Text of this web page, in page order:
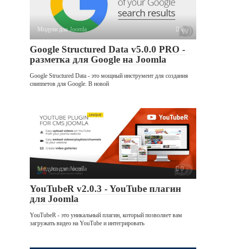
Модули для Joomla 0
Google Structured Data v5.0.0 PRO -
разметка для Google на Joomla
Google Structured Data - это мощный инструмент для создания
сниппетов для Google. В новой
Модули для Joomla 0
YouTubeR v2.0.3 - YouTube плагин
для Joomla
YouTubeR - это уникальный плагин, который позволяет вам
загружать видео на YouTube и интегрировать